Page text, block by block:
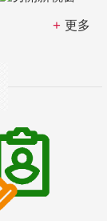
更多